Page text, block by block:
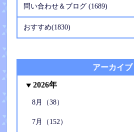
問い合わせ＆ブログ (1689)
おすすめ(1830)
アーカイブ
2026年
8月（38）
7月（152）